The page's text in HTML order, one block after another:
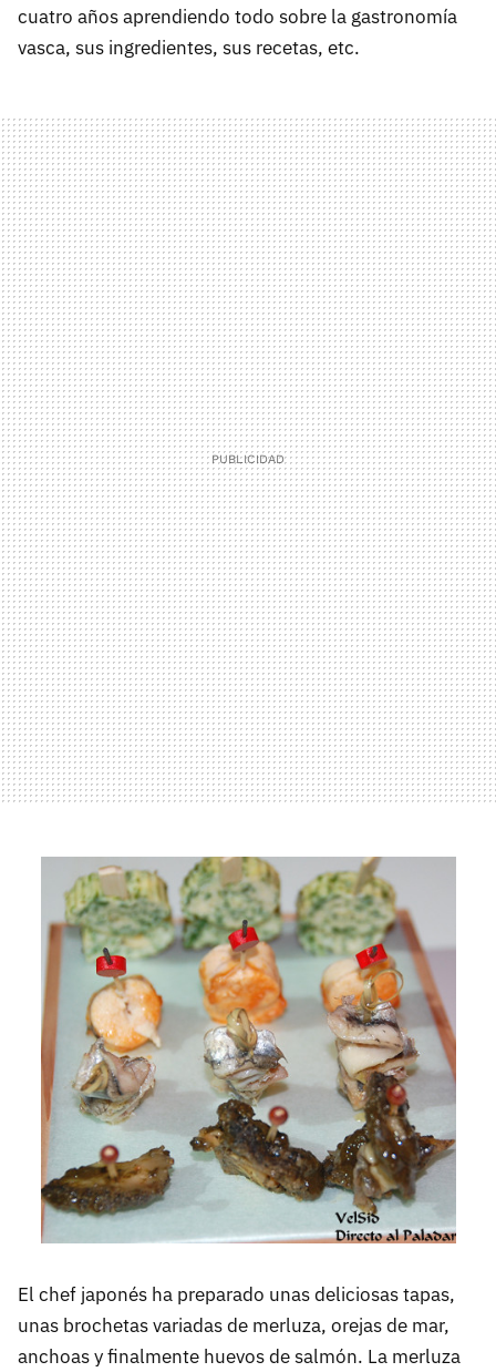
cuatro años aprendiendo todo sobre la gastronomía
vasca, sus ingredientes, sus recetas, etc.
El chef japonés ha preparado unas deliciosas tapas,
unas brochetas variadas de merluza, orejas de mar,
anchoas y finalmente huevos de salmón. La merluza